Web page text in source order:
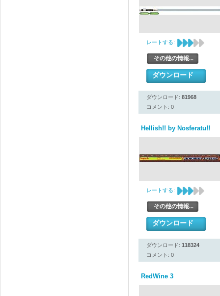
レートする:
その他の情報...
ダウンロード
ダウンロード: 81968
コメント: 0
Hellish!! by Nosferatu!!
レートする:
その他の情報...
ダウンロード
ダウンロード: 118324
コメント: 0
RedWine 3